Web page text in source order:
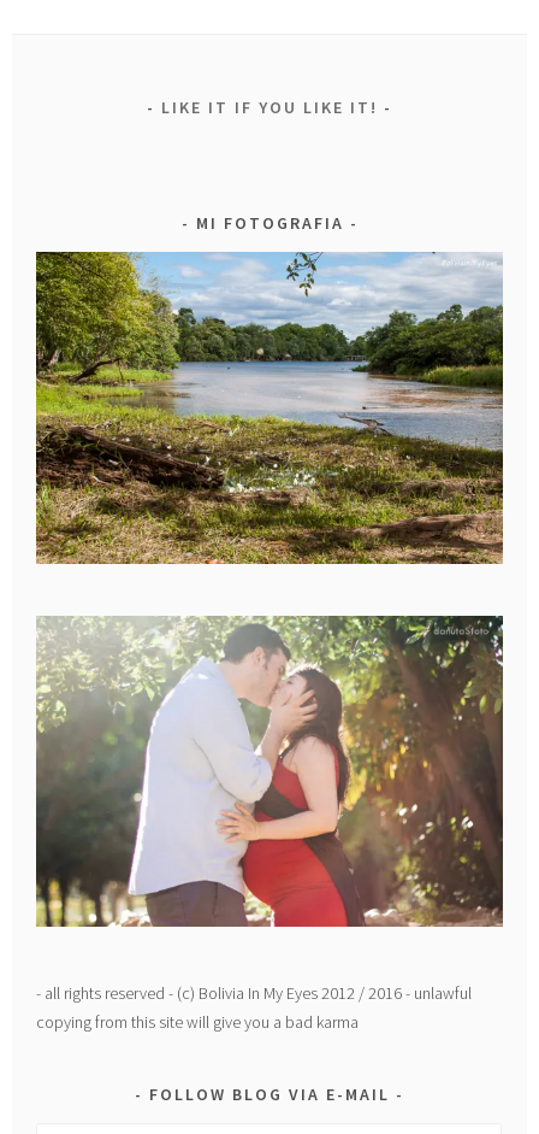
LIKE IT IF YOU LIKE IT!
MI FOTOGRAFIA
- all rights reserved - (c) Bolivia In My Eyes 2012 / 2016 - unlawful
copying from this site will give you a bad karma
FOLLOW BLOG VIA E-MAIL